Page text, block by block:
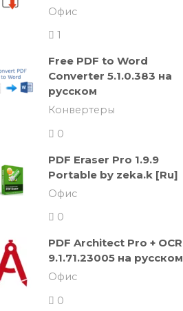
Офис
1
Free PDF to Word
Converter 5.1.0.383 на
русском
Конвертеры
0
PDF Eraser Pro 1.9.9
Portable by zeka.k [Ru]
Офис
0
PDF Architect Pro + OCR
9.1.71.23005 на русском
Офис
0